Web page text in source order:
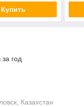
Купить
год
Казахстан